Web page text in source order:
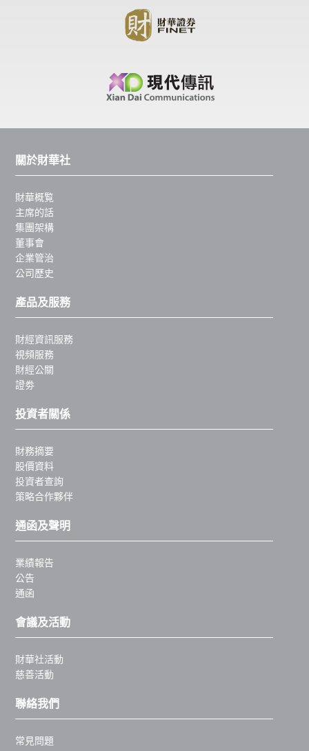
關於財華社
財華概覧
主席的話
集團架構
董事會
企業管治
公司歷史
產品及服務
財經資訊服務
視頻服務
財經公關
證劵
投資者關係
財務摘要
股價資料
投資者查詢
策略合作夥伴
通函及聲明
業績報告
公告
通函
會議及活動
財華社活動
慈善活動
聯絡我們
常見問題